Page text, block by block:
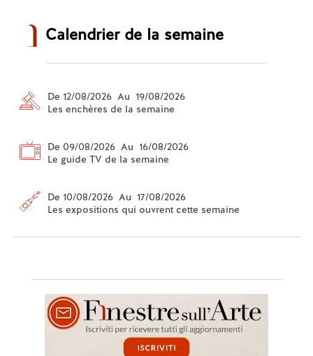
Calendrier de la semaine
De 12/08/2026 Au 19/08/2026
Les enchères de la semaine
De 09/08/2026 Au 16/08/2026
Le guide TV de la semaine
De 10/08/2026 Au 17/08/2026
Les expositions qui ouvrent cette semaine